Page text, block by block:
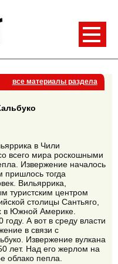
все материалы раздела
в Чили
всего мира роскошными
Извержение началось
пришлось тогда
Вильяррика,
туристским центром
столицы Сантьяго,
в Южной Америке.
А вот в среду власти
в связи с
Извержение вулкана
лет. Над его жерлом на
облако пепла.